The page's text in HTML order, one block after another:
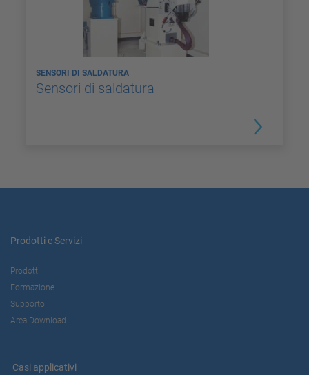
SENSORI DI SALDATURA
Sensori di saldatura
Prodotti e Servizi
Prodotti
Formazione
Supporto
Area Download
Casi applicativi